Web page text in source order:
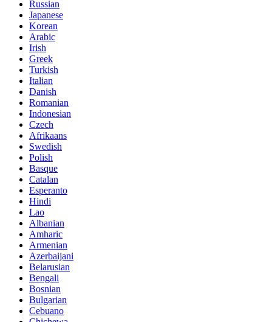
Russian
Japanese
Korean
Arabic
Irish
Greek
Turkish
Italian
Danish
Romanian
Indonesian
Czech
Afrikaans
Swedish
Polish
Basque
Catalan
Esperanto
Hindi
Lao
Albanian
Amharic
Armenian
Azerbaijani
Belarusian
Bengali
Bosnian
Bulgarian
Cebuano